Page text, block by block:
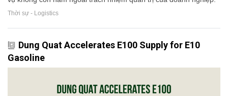
Thời sự - Logistics
Dung Quat Accelerates E100 Supply for E10
Gasoline